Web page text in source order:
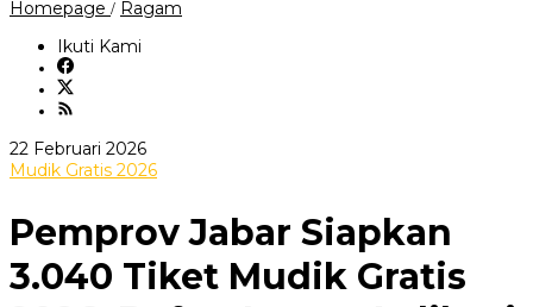
Homepage / Ragam
Sapawarga
Ikuti Kami
22 Februari 2026oleh
andi
Mudik Gratis 2026
Pemprov Jabar Siapkan
3.040 Tiket Mudik Gratis